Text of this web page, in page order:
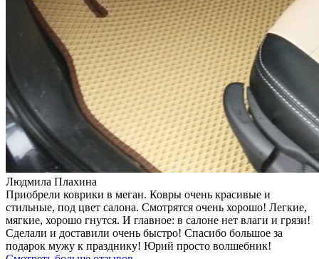
Людмила Плахина
Приобрели коврики в меган. Ковры очень красивые и
стильные, под цвет салона. Смотрятся очень хорошо! Легкие,
мягкие, хорошо гнутся. И главное: в салоне нет влаги и грязи!
Сделали и доставили очень быстро! Спасибо большое за
подарок мужу к празднику! Юрий просто волшебник!